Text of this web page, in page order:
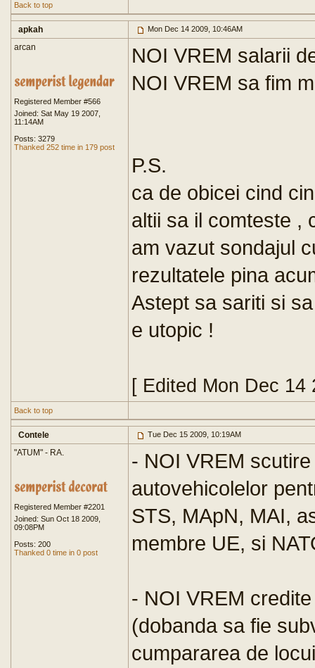
Back to top
apkah Mon Dec 14 2009, 10:46AM
arcan
Registered Member #566
Joined: Sat May 19 2007,
11:14AM
Posts: 3279
Thanked 252 time in 179 post
NOI VREM salarii
NOI VREM sa fim
P.S.
ca de obicei cind
altii sa il comteste ,
am vazut sondajul
rezultatele pina
Astept sa sariti si
e utopic !
[ Edited Mon Dec 14
Back to top
Contele Tue Dec 15 2009, 10:19AM
"ATUM" - RA.
Registered Member #2201
Joined: Sun Oct 18 2009,
09:08PM
Posts: 200
Thanked 0 time in 0 post
- NOI VREM
autovehicolelor
STS, MApN, MAI,
membre UE, si
- NOI VREM
(dobanda sa fie
cumpararea de